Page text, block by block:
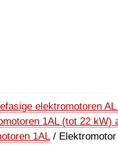
elektromotoren
1AL (tot 22 kW)
1AL /